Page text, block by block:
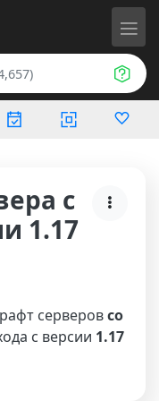
с
1.17
серверовсо
с версии 1.17